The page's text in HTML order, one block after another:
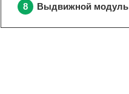
Выдвижной модуль